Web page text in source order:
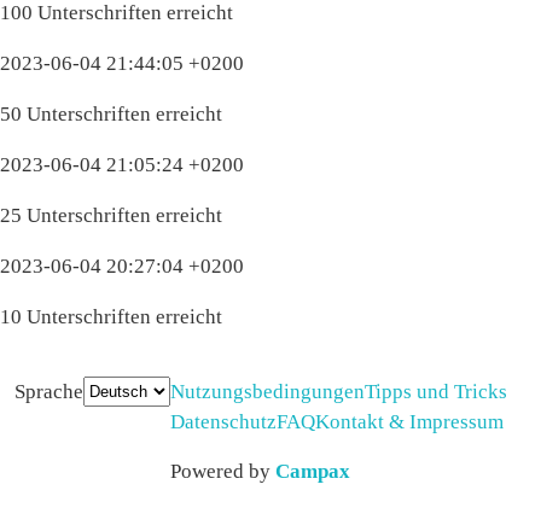
100 Unterschriften erreicht
2023-06-04 21:44:05 +0200
50 Unterschriften erreicht
2023-06-04 21:05:24 +0200
25 Unterschriften erreicht
2023-06-04 20:27:04 +0200
10 Unterschriften erreicht
Sprache NutzungsbedingungenTipps und Tricks
DatenschutzFAQKontakt & Impressum
Powered by Campax